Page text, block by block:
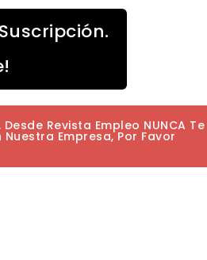
Revista Empleo NUNCA Te
Empresa, Por Favor